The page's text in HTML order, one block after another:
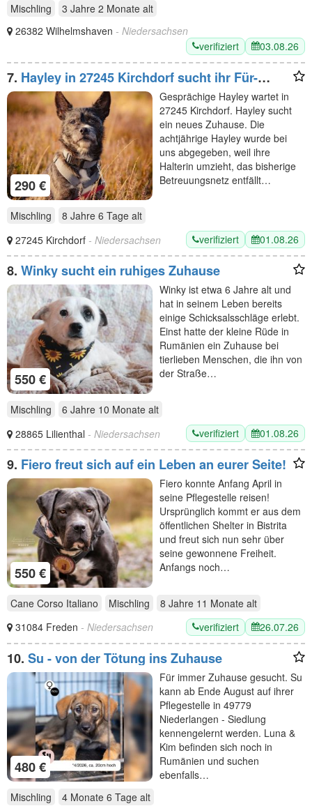
Mischling 3 Jahre 2 Monate alt
26382 Wilhelmshaven - Niedersachsen
verifiziert
03.08.26
7. Hayley in 27245 Kirchdorf sucht ihr Für-
immer-Zuhause
290 €
Gesprächige Hayley wartet in
27245 Kirchdorf. Hayley sucht
ein neues Zuhause. Die
achtjährige Hayley wurde bei
uns abgegeben, weil ihre
Halterin umzieht, das bisherige
Betreuungsnetz entfällt…
Mischling 8 Jahre 6 Tage alt
27245 Kirchdorf - Niedersachsen verifiziert 01.08.26
8. Winky sucht ein ruhiges Zuhause
550 €
Winky ist etwa 6 Jahre alt und
hat in seinem Leben bereits
einige Schicksalsschläge erlebt.
Einst hatte der kleine Rüde in
Rumänien ein Zuhause bei
tierlieben Menschen, die ihn von
der Straße…
Mischling 6 Jahre 10 Monate alt
28865 Lilienthal - Niedersachsen verifiziert 01.08.26
9. Fiero freut sich auf ein Leben an eurer Seite!
550 €
Fiero konnte Anfang April in
seine Pflegestelle reisen!
Ursprünglich kommt er aus dem
öffentlichen Shelter in Bistrita
und freut sich nun sehr über
seine gewonnene Freiheit.
Anfangs noch…
Cane Corso Italiano Mischling 8 Jahre 11 Monate alt
31084 Freden - Niedersachsen verifiziert 26.07.26
10. Su - von der Tötung ins Zuhause
480 €
Für immer Zuhause gesucht. Su
kann ab Ende August auf ihrer
Pflegestelle in 49779
Niederlangen - Siedlung
kennengelernt werden. Luna &
Kim befinden sich noch in
Rumänien und suchen
ebenfalls…
Mischling
4 Monate 6 Tage alt